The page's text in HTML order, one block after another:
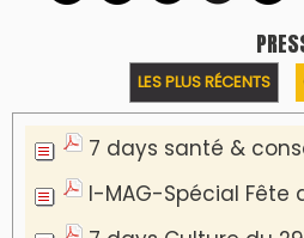
LES PLUS RÉCENTS
7 days santé &
I-MAG-Spécial Fête